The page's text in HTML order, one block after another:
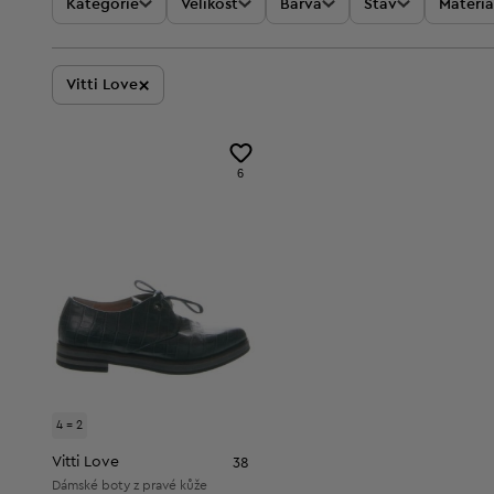
Kategorie Velikost Barva Stav Materiál
Vitti Love×
4 = 2
6
Vitti Love 38
Dámské boty z pravé kůže